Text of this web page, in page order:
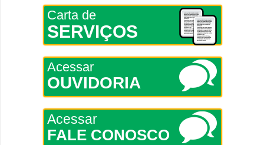
Carta de
SERVIÇOS
Acessar
OUVIDORIA
Acessar
FALE CONOSCO